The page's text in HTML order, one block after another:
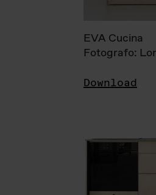
EVA Cucina
Fotografo:
Download